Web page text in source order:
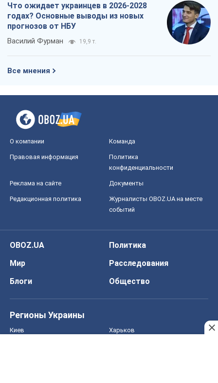
Что ожидает украинцев в 2026-2028
годах? Основные выводы из новых
прогнозов от НБУ
Василий Фурман 19,9 т.
Все мнения
О компании Команда
Правовая информация
Политика
конфиденциальности
Реклама на сайте Документы
Редакционная политика
Журналисты OBOZ.UA на месте
событий
OBOZ.UA
Политика
Мир
Расследования
Блоги
Общество
Регионы Украины
Киев Харьков